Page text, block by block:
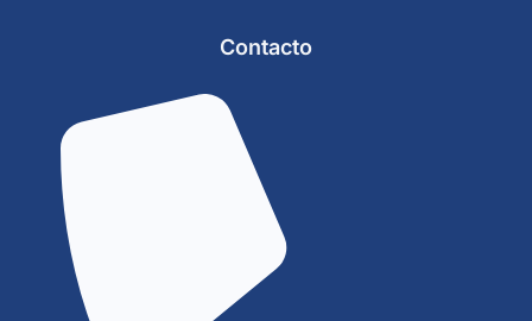
Contacto